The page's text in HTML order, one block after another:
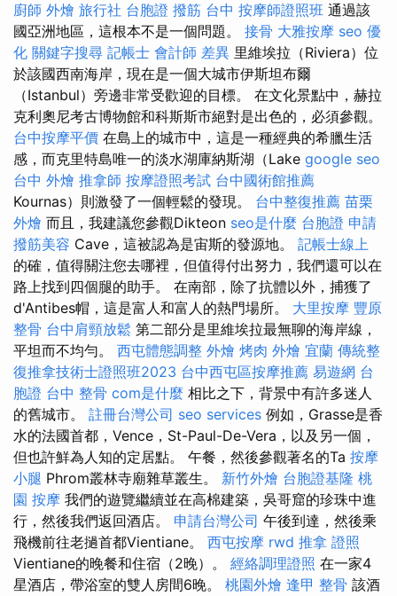
廚師 外燴 旅行社 台胞證 撥筋 台中 按摩師證照班 通過該
國亞洲地區，這根本不是一個問題。 接骨 大雅按摩 seo 優
化 關鍵字搜尋 記帳士 會計師 差異 里維埃拉（Riviera）位
於該國西南海岸，現在是一個大城市伊斯坦布爾
（Istanbul）旁邊非常受歡迎的目標。 在文化景點中，赫拉
克利奧尼考古博物館和科斯斯市絕對是出色的，必須參觀。
台中按摩平價 在島上的城市中，這是一種經典的希臘生活
感，而克里特島唯一的淡水湖庫納斯湖（Lake google seo
台中 外燴 推拿師 按摩證照考試 台中國術館推薦
Kournas）則激發了一個輕鬆的發現。 台中整復推薦 苗栗
外燴 而且，我建議您參觀Dikteon seo是什麼 台胞證 申請
撥筋美容 Cave，這被認為是宙斯的發源地。 記帳士線上
的確，值得關注您去哪裡，但值得付出努力，我們還可以在
路上找到四個腿的助手。 在南部，除了抗體以外，捕獲了
d'Antibes帽，這是富人和富人的熱門場所。 大里按摩 豐原
整骨 台中肩頸放鬆 第二部分是里維埃拉最無聊的海岸線，
平坦而不均勻。 西屯體態調整 外燴 烤肉 外燴 宜蘭 傳統整
復推拿技術士證照班2023 台中西屯區按摩推薦 易遊網 台
胞證 台中 整骨 com是什麼 相比之下，背景中有許多迷人
的舊城市。 註冊台灣公司 seo services 例如，Grasse是香
水的法國首都，Vence，St-Paul-De-Vera，以及另一個，
但也許鮮為人知的定居點。 午餐，然後參觀著名的Ta 按摩
小腿 Phrom叢林寺廟雜草叢生。 新竹外燴 台胞證基隆 桃
園 按摩 我們的遊覽繼續並在高棉建築，吳哥窟的珍珠中進
行，然後我們返回酒店。 申請台灣公司 午後到達，然後乘
飛機前往老撾首都Vientiane。 西屯按摩 rwd 推拿 證照
Vientiane的晚餐和住宿（2晚）。 經絡調理證照 在一家4
星酒店，帶浴室的雙人房間6晚。 桃園外燴 逢甲 整骨 該酒